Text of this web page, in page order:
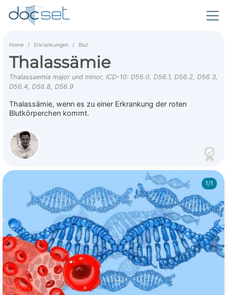
Home Erkrankungen Blut
Thalassämie
Thalassaemia major und minor, ICD-10: D56.0, D56.1, D56.2, D56.3,
D56.4, D56.8, D56.9
Thalassämie, wenn es zu einer Erkrankung der roten
Blutkörperchen kommt.
1/1